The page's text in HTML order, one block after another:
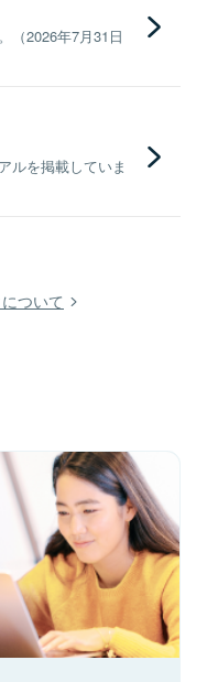
（2026年7月31日
ルを掲載していま
ついて